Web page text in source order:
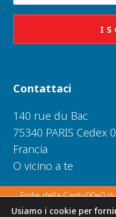
Contattaci
140 rue du Bac
75340 PARIS Cedex
Francia
O vicino a te
Figlie della Caritu00e0
Usiamo i cookie per